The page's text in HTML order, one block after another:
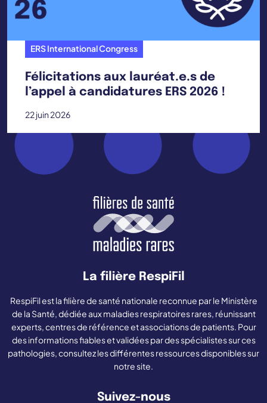
ERS International Congress
Félicitations aux lauréat.e.s de
l’appel à candidatures ERS 2026 !
22 juin 2026
La filière RespiFil
RespiFil est la filière de santé nationale reconnue par le Ministère
de la Santé, dédiée aux maladies respiratoires rares, réunissant
experts, centres de référence et associations de patients. Pour
des informations fiables et validées par des spécialistes sur ces
pathologies, consultez les différentes ressources disponibles sur
notre site.
Suivez-nous